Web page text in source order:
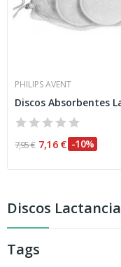
Discos Lactancia
Tags
PHILIPS AVENT
7,95 € 7,16 € -10%